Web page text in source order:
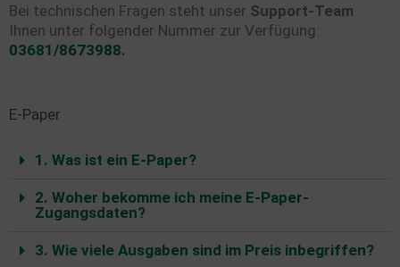
Bei technischen Fragen steht unser Support-Team
Ihnen unter folgender Nummer zur Verfügung:
03681/8673988.
E-Paper
1. Was ist ein E-Paper?
2. Woher bekomme ich meine E-Paper-
Zugangsdaten?
3. Wie viele Ausgaben sind im Preis inbegriffen?